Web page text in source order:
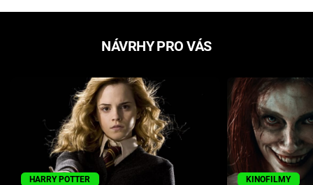
NÁVRHY PRO VÁS
HARRY POTTER KINOFILMY